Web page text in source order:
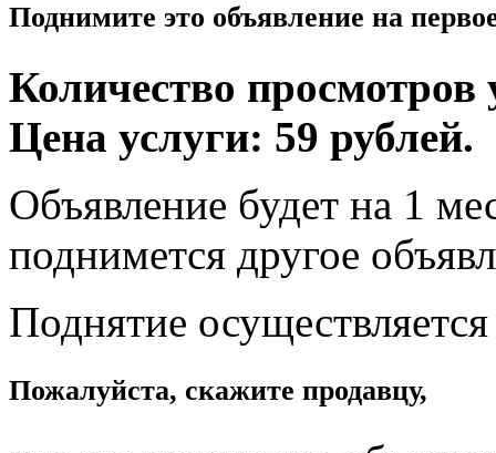
Поднимите это объявление на
Количество просмотров
Цена услуги: 59 рублей.
Объявление будет на 1
поднимется другое
Поднятие
Пожалуйста, скажите продавцу,